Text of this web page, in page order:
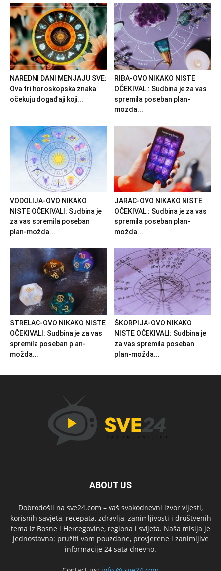
NAREDNI DANI MENJAJU SVE:
Ova tri horoskopska znaka
očekuju događaji koji...
RIBA-OVO NIKAKO NISTE
OČEKIVALI: Sudbina je za vas
spremila poseban plan-
možda...
VODOLIJA-OVO NIKAKO
NISTE OČEKIVALI: Sudbina je
za vas spremila poseban
plan-možda...
JARAC-OVO NIKAKO NISTE
OČEKIVALI: Sudbina je za vas
spremila poseban plan-
možda...
STRELAC-OVO NIKAKO NISTE
OČEKIVALI: Sudbina je za vas
spremila poseban plan-
možda...
ŠKORPIJA-OVO NIKAKO
NISTE OČEKIVALI: Sudbina je
za vas spremila poseban
plan-možda...
ABOUT US
Dobrodošli na sve24.com – vaš svakodnevni izvor vijesti,
korisnih savjeta, recepata, zdravlja, zanimljivosti i društvenih
tema iz Bosne i Hercegovine, regiona i svijeta. Naša misija je
jednostavna: pružiti vam pouzdane, provjerene i zanimljive
informacije 24 sata dnevno.